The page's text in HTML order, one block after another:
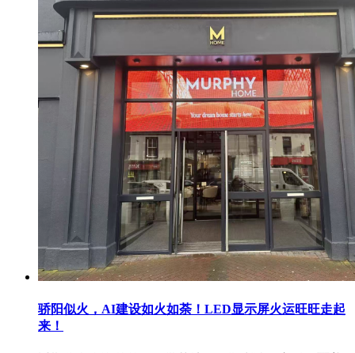
骄阳似火，AI建设如火如荼！LED显示屏火运旺旺走起
来！